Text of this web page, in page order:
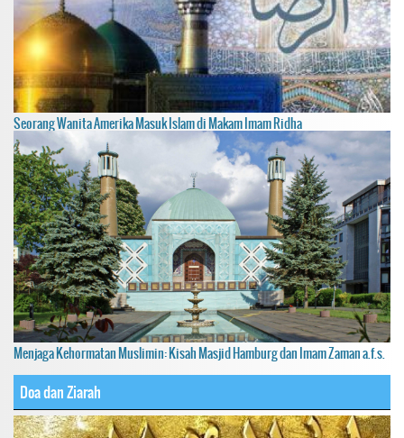
Seorang Wanita Amerika Masuk Islam di Makam Imam Ridha
Menjaga Kehormatan Muslimin: Kisah Masjid Hamburg dan Imam Zaman a.f.s.
Doa dan Ziarah